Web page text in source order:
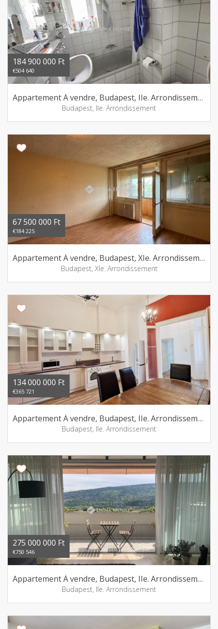
184 900 000 Ft
€504 640
Appartement Á vendre, Budapest, IIe. Arrondissement
Budapest, IIe. Arrondissement
67 500 000 Ft
€184 225
Appartement Á vendre, Budapest, XIe. Arrondissement
Budapest, XIe. Arrondissement
134 000 000 Ft
€365 721
Appartement Á vendre, Budapest, IIe. Arrondissement
Budapest, IIe. Arrondissement
275 000 000 Ft
€750 546
Appartement Á vendre, Budapest, IIe. Arrondissement
Budapest, IIe. Arrondissement